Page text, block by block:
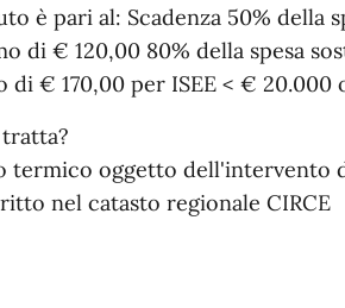
è pari al: Scadenza 50% della
di € 120,00 80% della spesa
di € 170,00 per ISEE < € 20.000
termico oggetto dell'intervento
nel catasto regionale CIRCE